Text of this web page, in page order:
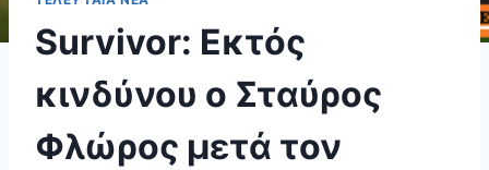
Survivor: Εκτός
κινδύνου ο Σταύρος
Φλώρος μετά τον